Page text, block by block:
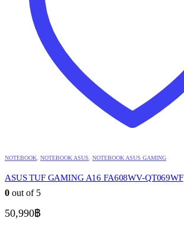
NOTEBOOK NOTEBOOK ASUS NOTEBOOK ASUS GAMING
ASUS TUF GAMING A16 FA608WV-QT069WF
0 out of 5
50,990฿